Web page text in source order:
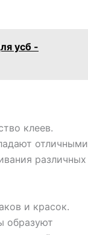
усб -
клеев.
отличными
различных
и красок.
образуют